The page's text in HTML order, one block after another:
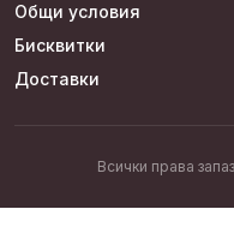
Общи условия
Бисквитки
Доставки
Всички права